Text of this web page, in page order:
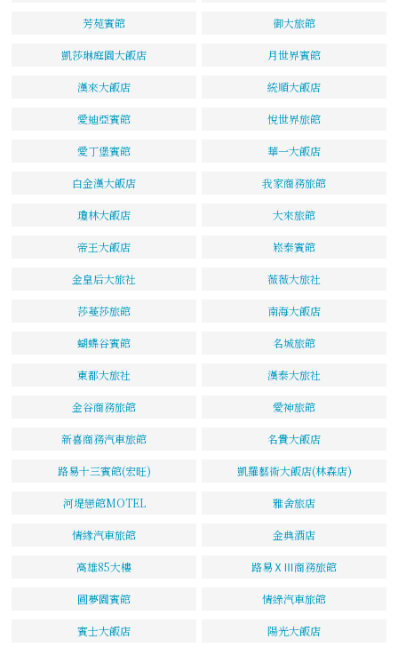
芳苑賓館 御大旅館
凱莎琳庭園大飯店 月世界賓館
漢來大飯店 統順大飯店
愛迪亞賓館 悅世界旅館
愛丁堡賓館 華一大飯店
白金漢大飯店 我家商務旅館
瓊林大飯店 大來旅館
帝王大飯店 崧泰賓館
金皇后大旅社 薇薇大旅社
莎蔓莎旅館 南海大飯店
蝴蝶谷賓館 名城旅館
東都大旅社 漢泰大旅社
金谷商務旅館 愛神旅館
新喜商務汽車旅館 名貴大飯店
路易十三賓館(宏旺) 凱羅藝術大飯店(林森店)
河堤戀館MOTEL 雅舍旅店
情緣汽車旅館 金典酒店
高雄85大樓 路易ⅩⅢ商務旅館
圓夢園賓館 情綠汽車旅館
賓士大飯店 陽光大飯店